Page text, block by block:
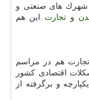
شهرك های صنعتی و
و تجارت این هم
هم در مراسم
اقتصادی كشور
و برگرفته از